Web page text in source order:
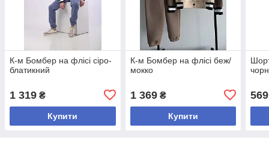
К-м Бомбер на флісі сіро-
блатикний
1 319 ₴
Купити
К-м Бомбер на флісі беж/
мокко
1 369₴
Купити
569